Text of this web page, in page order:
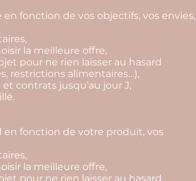
fonction de vos objectifs, vos envies,
la meilleure offre,
pour ne rien laisser au hasard
restrictions alimentaires…),
contrats jusqu’au jour J,
en fonction de votre produit, vos
la meilleure offre,
pour ne rien laisser au hasard,